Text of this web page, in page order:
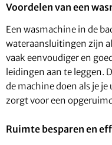
Voordelen van een
Een wasmachine in de
wateraansluitingen zijn
vaak eenvoudiger en
leidingen aan te leggen.
de machine doen als je
zorgt voor een
Ruimte besparen en